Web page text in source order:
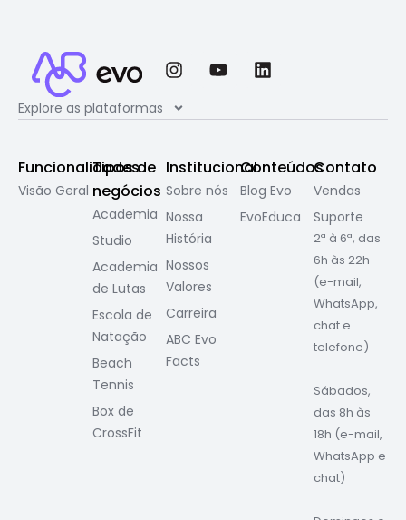
Explore as plataformas
Funcionalidades
Visão Geral
Tipos de
negócios
Academia
Studio
Academia
de Lutas
Escola de
Natação
Beach
Tennis
Box de
CrossFit
Institucional
Sobre nós
Nossa
História
Nossos
Valores
Carreira
ABC Evo
Facts
Conteúdos
Blog Evo
EvoEduca
Contato
Vendas
Suporte
2ª à 6ª, das
6h às 22h
(e-mail,
WhatsApp,
chat e
telefone)
Sábados,
das 8h às
18h (e-mail,
WhatsApp e
chat)